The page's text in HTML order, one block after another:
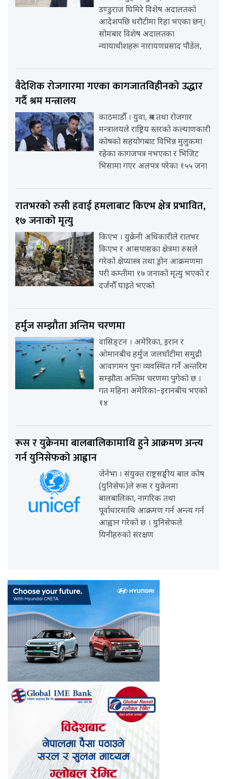
डण्डुराज घिमिरे विशेष अदालतको
आदेशपछि धरौटीमा रिहा भएका छन्।
सोमबार विशेष अदालतका
न्यायाधीशहरू नारायणप्रसाद पौडेल,
वैदेशिक रोजगारमा गएका कागजातविहीनको उद्धार
गर्दै श्रम मन्त्रालय
काठमाडौँ । युवा, श्रम तथा रोजगार
मन्त्रालयले राष्ट्रिय स्तरको कल्याणकारी
कोषको सहयोगबाट विभिन्न मुलुकमा
रहेका कागजपत्र नभएका र भिजिट
भिसामा गएर अलपत्र परेका १५५ जना
रातभरको रुसी हवाई हमलाबाट किएभ क्षेत्र प्रभावित,
१७ जनाको मृत्यु
किएभ । युक्रेनी अधिकारीले रातभर
किएभ र आसपासका क्षेत्रमा रुसले
गरेको क्षेप्यास्त्र तथा ड्रोन आक्रमणमा
परी कम्तीमा १७ जनाको मृत्यु भएको र
दर्जनौँ घाइते भएको
हर्मुज सम्झौता अन्तिम चरणमा
वासिङ्टन । अमेरिका, इरान र
ओमानबीच हर्मुज जलघाँटीमा समुद्री
आवागमन पुनः व्यवस्थित गर्ने अन्तरिम
सम्झौता अन्तिम चरणमा पुगेको छ ।
गत महिना अमेरिका–इरानबीच भएको
१४
रूस र युक्रेनमा बालबालिकामाथि हुने आक्रमण अन्त्य
गर्न युनिसेफको आह्वान
जेनेभा । संयुक्त राष्ट्रसङ्घीय बाल कोष
(युनिसेफ)ले रूस र युक्रेनमा
बालबालिका, नागरिक तथा
पूर्वाधारमाथि आक्रमण गर्न अन्त्य गर्न
आह्वान गरेको छ । युनिसेफले
यिनीहरुको संरक्षण